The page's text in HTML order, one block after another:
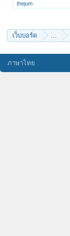
thejum
พลอยรุ้ง
เว็บบอร์ด ...
ภาษาไทย